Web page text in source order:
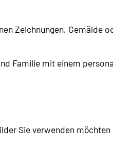
Zeichnungen, Gemälde
Familie mit einem
Sie verwenden